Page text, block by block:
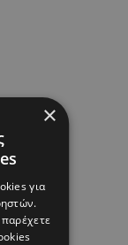
×
για